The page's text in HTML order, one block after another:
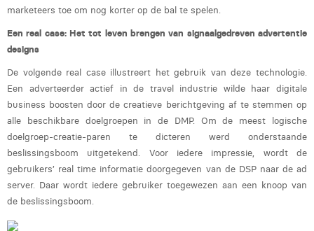
Victor Hayot
William Rezette
marketeers toe om nog korter op de bal te spelen.
Een real case: Het tot leven brengen van signaalgedreven advertentie
designs
De volgende real case illustreert het gebruik van deze technologie.
Een adverteerder actief in de travel industrie wilde haar digitale
business boosten door de creatieve berichtgeving af te stemmen op
alle beschikbare doelgroepen in de DMP. Om de meest logische
doelgroep-creatie-paren te dicteren werd onderstaande
beslissingsboom uitgetekend. Voor iedere impressie, wordt de
gebruikers’ real time informatie doorgegeven van de DSP naar de ad
server. Daar wordt iedere gebruiker toegewezen aan een knoop van
de beslissingsboom.